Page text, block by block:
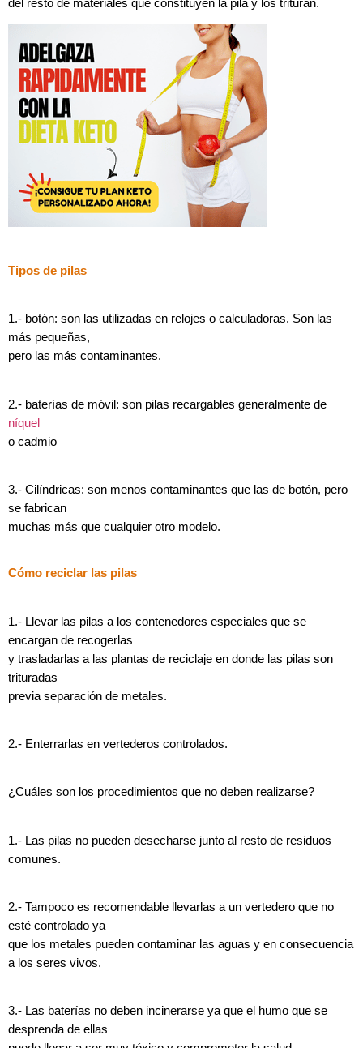
del resto de materiales que constituyen la pila y los trituran.
Tipos de pilas
1.- botón: son las utilizadas en relojes o calculadoras. Son las
más pequeñas,
pero las más contaminantes.
2.- baterías de móvil: son pilas recargables generalmente de
níquel
o cadmio
3.- Cilíndricas: son menos contaminantes que las de botón, pero
se fabrican
muchas más que cualquier otro modelo.
Cómo reciclar las pilas
1.- Llevar las pilas a los contenedores especiales que se
encargan de recogerlas
y trasladarlas a las plantas de reciclaje en donde las pilas son
trituradas
previa separación de metales.
2.- Enterrarlas en vertederos controlados.
¿Cuáles son los procedimientos que no deben realizarse?
1.- Las pilas no pueden desecharse junto al resto de residuos
comunes.
2.- Tampoco es recomendable llevarlas a un vertedero que no
esté controlado ya
que los metales pueden contaminar las aguas y en consecuencia
a los seres vivos.
3.- Las baterías no deben incinerarse ya que el humo que se
desprenda de ellas